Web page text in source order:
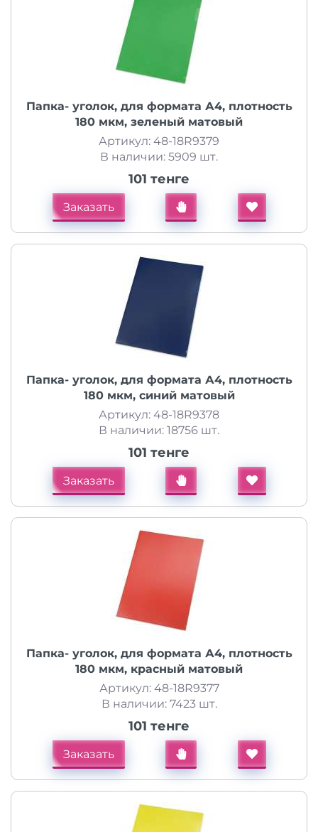
Папка- уголок, для формата А4, плотность
180 мкм, зеленый матовый
Артикул: 48-18R9379
В наличии: 5909 шт.
101 тенге
Заказать
Папка- уголок, для формата А4, плотность
180 мкм, синий матовый
Артикул: 48-18R9378
В наличии: 18756 шт.
101 тенге
Заказать
Папка- уголок, для формата А4, плотность
180 мкм, красный матовый
Артикул: 48-18R9377
В наличии: 7423 шт.
101 тенге
Заказать